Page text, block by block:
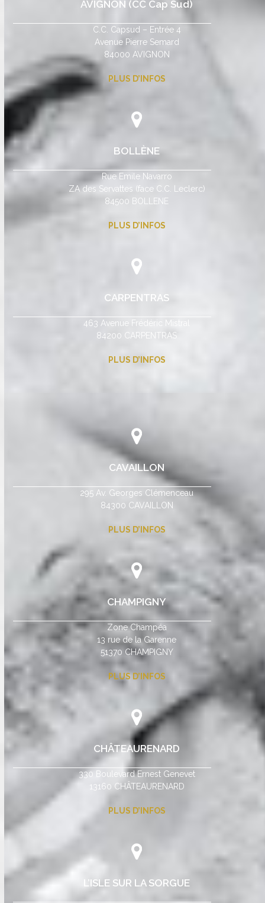
AVIGNON (CC Cap Sud)
C.C. Capsud – Entrée 4
Avenue Pierre Semard
84000 AVIGNON
PLUS D’INFOS
BOLLÈNE
Rue Emile Navarro
ZA des Servattes (face C.C. Leclerc)
84500 BOLLENE
PLUS D’INFOS
CARPENTRAS
463 Avenue Frédéric Mistral
84200 CARPENTRAS
PLUS D’INFOS
CAVAILLON
295 Av. Georges Clémenceau
84300 CAVAILLON
PLUS D’INFOS
CHAMPIGNY
Zone Champéa
13 rue de la Garenne
51370 CHAMPIGNY
PLUS D’INFOS
CHÂTEAURENARD
330 Boulevard Ernest Genevet
13160 CHÂTEAURENARD
PLUS D’INFOS
L’ISLE SUR LA SORGUE